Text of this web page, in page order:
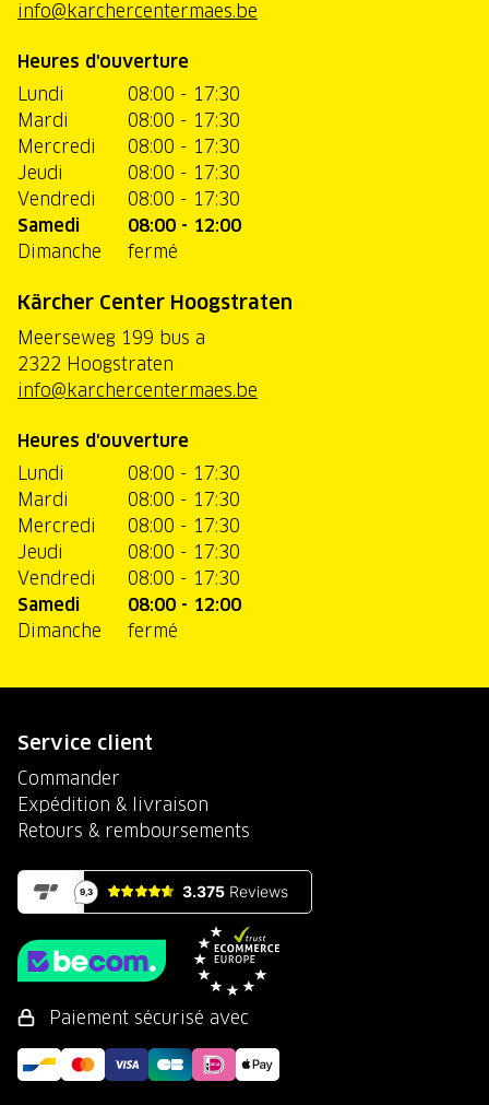
info@karchercentermaes.be
Heures d'ouverture
Lundi
08:00 - 17:30
Mardi
08:00 - 17:30
Mercredi
08:00 - 17:30
Jeudi
08:00 - 17:30
Vendredi
08:00 - 17:30
Samedi
08:00 - 12:00
Dimanche
fermé
Kärcher Center Hoogstraten
Meerseweg 199 bus a
2322 Hoogstraten
info@karchercentermaes.be
Heures d'ouverture
Lundi
08:00 - 17:30
Mardi
08:00 - 17:30
Mercredi
08:00 - 17:30
Jeudi
08:00 - 17:30
Vendredi
08:00 - 17:30
Samedi
08:00 - 12:00
Dimanche
fermé
Service client
Commander
Expédition & livraison
Retours & remboursements
Paiement sécurisé avec